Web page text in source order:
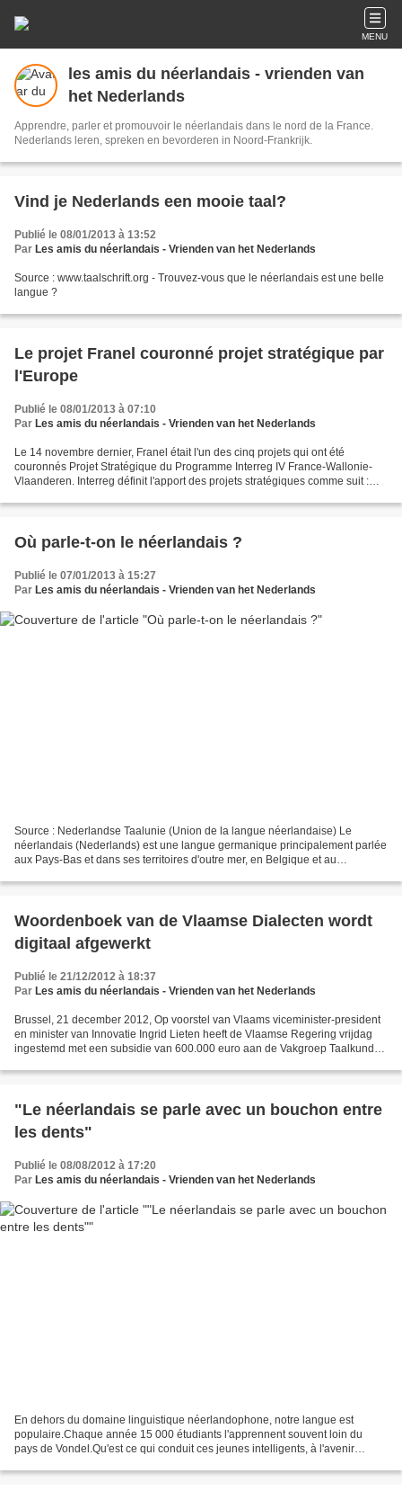
MENU
les amis du néerlandais - vrienden van
het Nederlands
Apprendre, parler et promouvoir le néerlandais dans le nord de la France.
Nederlands leren, spreken en bevorderen in Noord-Frankrijk.
Vind je Nederlands een mooie taal?
Publié le 08/01/2013 à 13:52
Par Les amis du néerlandais - Vrienden van het Nederlands
Source : www.taalschrift.org - Trouvez-vous que le néerlandais est une belle
langue ?
Le projet Franel couronné projet stratégique par
l'Europe
Publié le 08/01/2013 à 07:10
Par Les amis du néerlandais - Vrienden van het Nederlands
Le 14 novembre dernier, Franel était l'un des cinq projets qui ont été
couronnés Projet Stratégique du Programme Interreg IV France-Wallonie-
Vlaanderen. Interreg définit l'apport des projets stratégiques comme suit :
Où parle-t-on le néerlandais ?
Publié le 07/01/2013 à 15:27
Par Les amis du néerlandais - Vrienden van het Nederlands
Source : Nederlandse Taalunie (Union de la langue néerlandaise) Le
néerlandais (Nederlands) est une langue germanique principalement parlée
aux Pays-Bas et dans ses territoires d'outre mer, en Belgique et au
Woordenboek van de Vlaamse Dialecten wordt
digitaal afgewerkt
Publié le 21/12/2012 à 18:37
Par Les amis du néerlandais - Vrienden van het Nederlands
Brussel, 21 december 2012, Op voorstel van Vlaams viceminister-president
en minister van Innovatie Ingrid Lieten heeft de Vlaamse Regering vrijdag
ingestemd met een subsidie van 600.000 euro aan de Vakgroep Taalkunde,
"Le néerlandais se parle avec un bouchon entre
les dents"
Publié le 08/08/2012 à 17:20
Par Les amis du néerlandais - Vrienden van het Nederlands
En dehors du domaine linguistique néerlandophone, notre langue est
populaire.Chaque année 15 000 étudiants l'apprennent souvent loin du
pays de Vondel.Qu'est ce qui conduit ces jeunes intelligents, à l'avenir